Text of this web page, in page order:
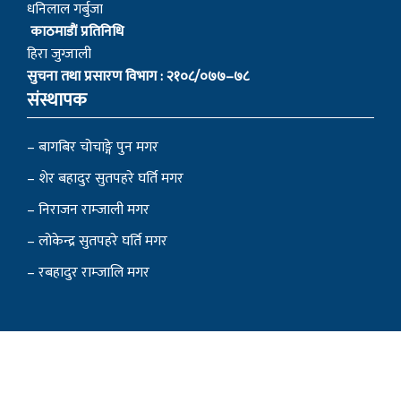
– बागबिर चोचाङ्गे पुन मगर
– शेर बहादुर सुतपहरे घर्ति मगर
– निराजन राम्जाली मगर
– लोकेन्द्र सुतपहरे घर्ति मगर
– रबहादुर राम्जालि मगर
© 2022 myagdinews.com, All Right Reserved.